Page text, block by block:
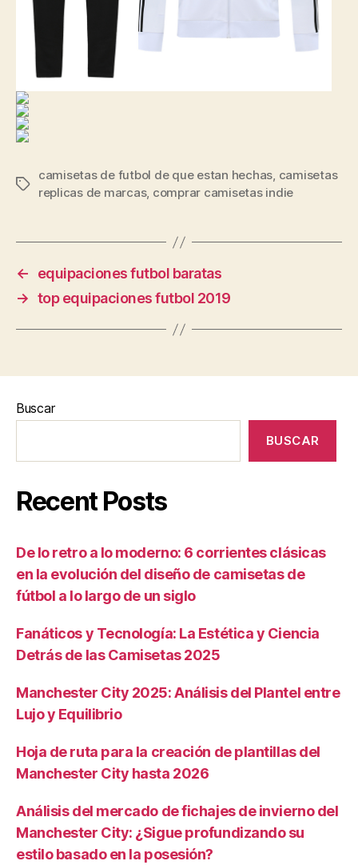
Etiquetas
camisetas de futbol de que estan hechas, camisetas
replicas de marcas, comprar camisetas indie
←
equipaciones futbol baratas
→ top equipaciones futbol 2019
Buscar
BUSCAR
Recent Posts
De lo retro a lo moderno: 6 corrientes clásicas
en la evolución del diseño de camisetas de
fútbol a lo largo de un siglo
Fanáticos y Tecnología: La Estética y Ciencia
Detrás de las Camisetas 2025
Manchester City 2025: Análisis del Plantel entre
Lujo y Equilibrio
Hoja de ruta para la creación de plantillas del
Manchester City hasta 2026
Análisis del mercado de fichajes de invierno del
Manchester City: ¿Sigue profundizando su
estilo basado en la posesión?